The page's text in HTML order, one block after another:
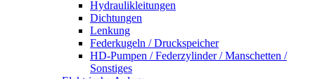
Hydraulikleitungen
Dichtungen
Lenkung
Federkugeln / Druckspeicher
HD-Pumpen / Federzylinder / Manschetten /
Sonstiges